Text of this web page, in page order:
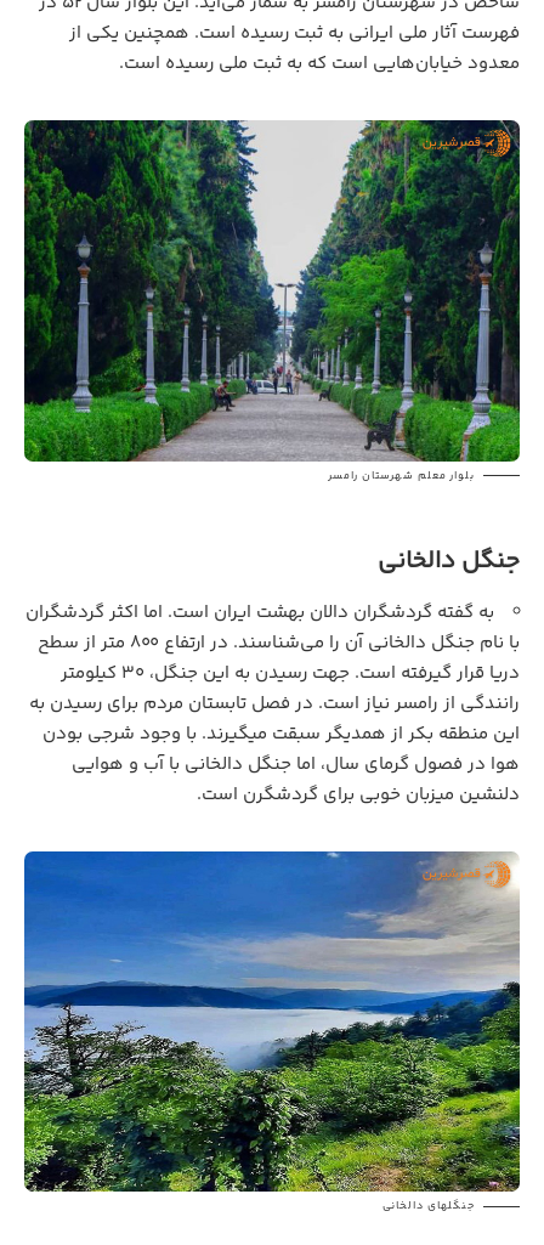
فهرست آثار ملی ایرانی به ثبت رسیده است. همچنین یکی از
معدود خیابان‌هایی است که به ثبت ملی رسیده است.
بلوار معلم شهرستان رامسر
جنگل دالخانی
به گفته گردشگران دالان بهشت ایران است. اما اکثر گردشگران
با نام جنگل دالخانی آن را می‌شناسند. در ارتفاع 800 متر از سطح
دریا قرار ‌گیرفته است. جهت رسیدن به این جنگل، 30 کیلومتر
رانندگی از رامسر نیاز است. در فصل تابستان مردم برای رسیدن به
این منطقه بکر از همدیگر سبقت میگیرند. با وجود شرجی بودن
هوا در فصول گرمای سال، اما جنگل دالخانی با آب و هوایی
دلنشین میزبان خوبی برای گردشگرن است.
جنگلهای دالخانی